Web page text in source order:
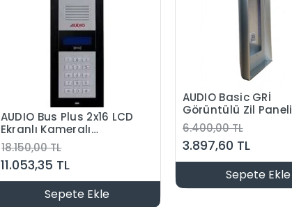
AUDIO Bus Plus 2x16 LCD
Ekranlı Kameralı
Mekanik Butonlu Zil
Paneli Şifre + Kart
Okumalı (2 Satır Ekran)
18.150,00 TL
11.053,35 TL
Sepete Ekle
AUDIO Basic GRİ
Görüntülü Zil Paneli
Çevirme Aparatı
358mm x 147mm
6.400,00 TL
3.897,60 TL
Sepete Ekle